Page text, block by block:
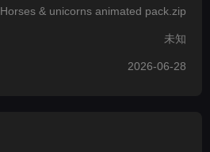
Horses & unicorns animated pack.zip
未知
2026-06-28